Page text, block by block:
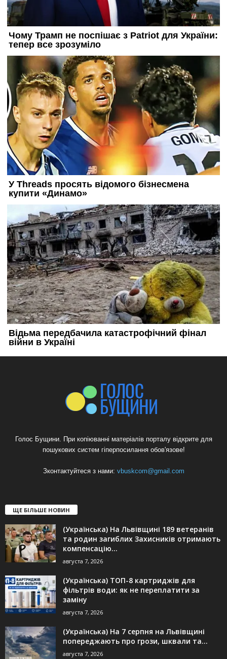
Голос Бущини. При копіюванні матеріалів порталу відкрите для
пошукових систем гіперпосилання обов'язове!
Зконтактуйтеся з нами: vbuskcom@gmail.com
ЩЕ БІЛЬШЕ НОВИН
(Українська) На Львівщині 189 ветеранів
та родин загиблих Захисників отримають
компенсацію...
августа 7, 2026
(Українська) ТОП-8 картриджів для
фільтрів води: як не переплатити за
заміну
августа 7, 2026
(Українська) На 7 серпня на Львівщині
попереджають про грози, шквали та...
августа 7, 2026